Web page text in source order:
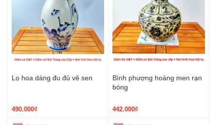
Lọ hoa dáng đu đủ vẽ sen
490.000₫
Bình phượng hoàng men rạn
bóng
442.000₫